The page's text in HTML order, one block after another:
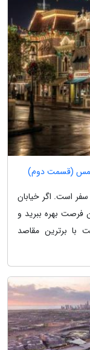
(قسمت دوم)
است. اگر خیابان
فرصت بهره ببرید و
با برترین مقاصد